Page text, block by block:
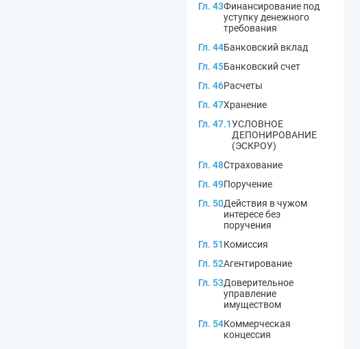
Гл. 43Финансирование под
уступку денежного
требования
Гл. 44Банковский вклад
Гл. 45Банковский счет
Гл. 46Расчеты
Гл. 47Хранение
Гл. 47.1УСЛОВНОЕ
ДЕПОНИРОВАНИЕ
(ЭСКРОУ)
Гл. 48Страхование
Гл. 49Поручение
Гл. 50Действия в чужом
интересе без
поручения
Гл. 51Комиссия
Гл. 52Агентирование
Гл. 53Доверительное
управление
имуществом
Гл. 54Коммерческая
концессия